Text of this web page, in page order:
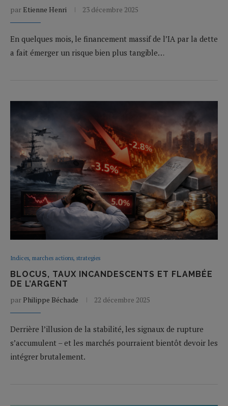
par Etienne Henri 23 décembre 2025
En quelques mois, le financement massif de l’IA par la dette
a fait émerger un risque bien plus tangible…
Indices, marches actions, strategies
BLOCUS, TAUX INCANDESCENTS ET FLAMBÉE
DE L’ARGENT
par Philippe Béchade 22 décembre 2025
Derrière l’illusion de la stabilité, les signaux de rupture
s’accumulent – et les marchés pourraient bientôt devoir les
intégrer brutalement.